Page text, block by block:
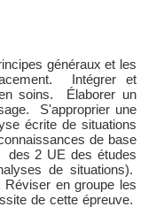
généraux et les
Intégrer et
soins. Élaborer un
S'approprier une
écrite de situations
de base
des 2 UE des études
de situations).
en groupe les
de cette épreuve.